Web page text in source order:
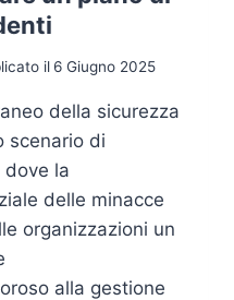
il 6 Giugno 2025
della sicurezza
scenario di
dove la
delle minacce
organizzazioni un
alla gestione